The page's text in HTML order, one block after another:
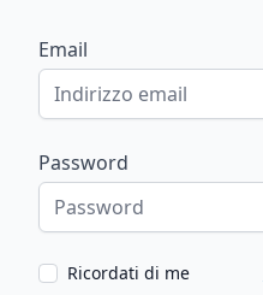
Email
Password
Ricordati di me